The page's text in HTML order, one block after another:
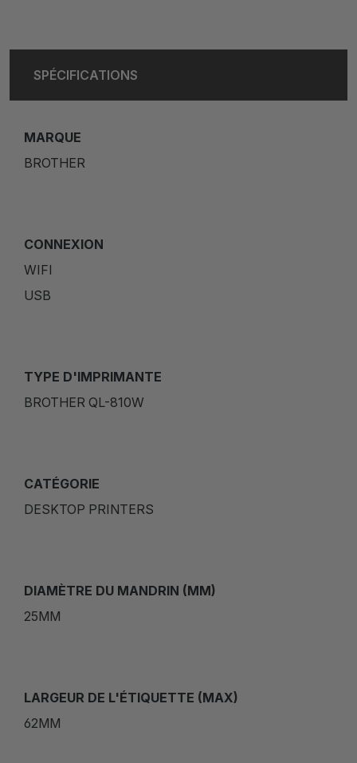
SPÉCIFICATIONS
MARQUE
BROTHER
CONNEXION
WIFI
USB
TYPE D'IMPRIMANTE
BROTHER QL-810W
CATÉGORIE
DESKTOP PRINTERS
DIAMÈTRE DU MANDRIN (MM)
25MM
LARGEUR DE L'ÉTIQUETTE (MAX)
62MM